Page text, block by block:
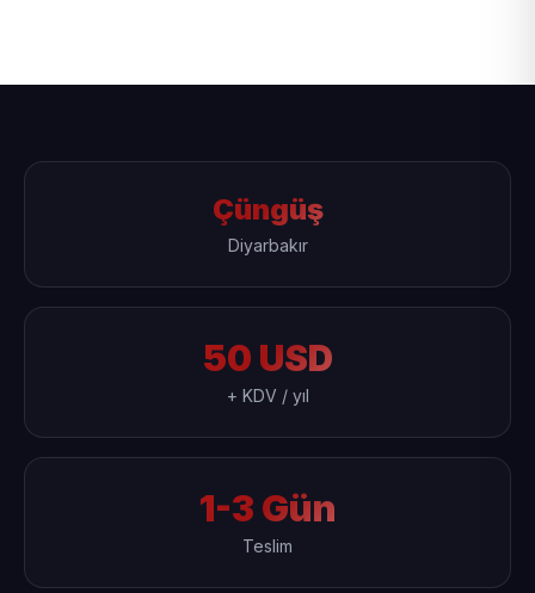
Çüngüş
Diyarbakır
50 USD
+ KDV / yıl
1-3 Gün
Teslim